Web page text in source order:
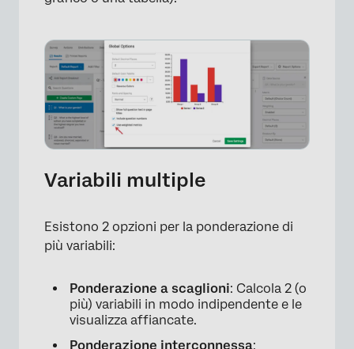
Variabili multiple
Esistono 2 opzioni per la ponderazione di
più variabili:
Ponderazione a scaglioni: Calcola 2 (o
più) variabili in modo indipendente e le
visualizza affiancate.
Ponderazione interconnessa: